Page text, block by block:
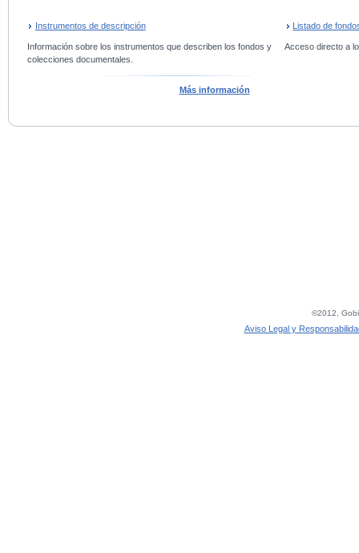
Instrumentos de descripción
Información sobre los instrumentos que describen los fondos y
colecciones documentales.
Más información
Listado de
Acceso directo a
©2012,
Aviso Legal y